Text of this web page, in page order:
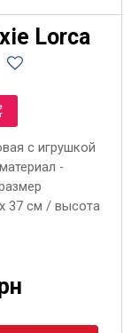
Lorca
с игрушкой
-
37 см / высота